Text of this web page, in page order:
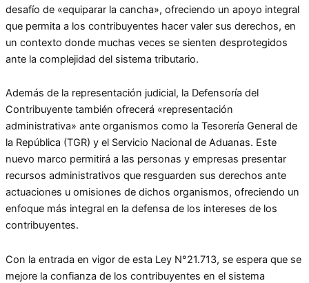
desafío de «equiparar la cancha», ofreciendo un apoyo integral
que permita a los contribuyentes hacer valer sus derechos, en
un contexto donde muchas veces se sienten desprotegidos
ante la complejidad del sistema tributario.
Además de la representación judicial, la Defensoría del
Contribuyente también ofrecerá «representación
administrativa» ante organismos como la Tesorería General de
la República (TGR) y el Servicio Nacional de Aduanas. Este
nuevo marco permitirá a las personas y empresas presentar
recursos administrativos que resguarden sus derechos ante
actuaciones u omisiones de dichos organismos, ofreciendo un
enfoque más integral en la defensa de los intereses de los
contribuyentes.
Con la entrada en vigor de esta Ley N°21.713, se espera que se
mejore la confianza de los contribuyentes en el sistema